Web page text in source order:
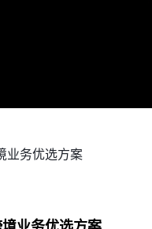
业务优选方案